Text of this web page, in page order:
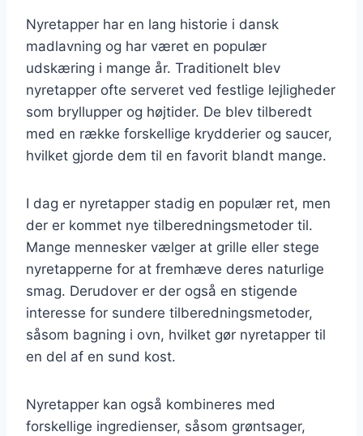
Nyretapper har en lang historie i dansk
madlavning og har været en populær
udskæring i mange år. Traditionelt blev
nyretapper ofte serveret ved festlige lejligheder
som bryllupper og højtider. De blev tilberedt
med en række forskellige krydderier og saucer,
hvilket gjorde dem til en favorit blandt mange.
I dag er nyretapper stadig en populær ret, men
der er kommet nye tilberedningsmetoder til.
Mange mennesker vælger at grille eller stege
nyretapperne for at fremhæve deres naturlige
smag. Derudover er der også en stigende
interesse for sundere tilberedningsmetoder,
såsom bagning i ovn, hvilket gør nyretapper til
en del af en sund kost.
Nyretapper kan også kombineres med
forskellige ingredienser, såsom grøntsager,